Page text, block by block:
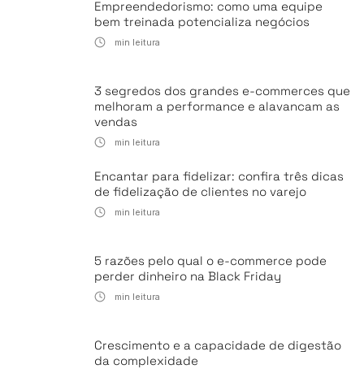
Empreendedorismo: como uma equipe
bem treinada potencializa negócios
min leitura
3 segredos dos grandes e-commerces que
melhoram a performance e alavancam as
vendas
min leitura
Encantar para fidelizar: confira três dicas
de fidelização de clientes no varejo
min leitura
5 razões pelo qual o e-commerce pode
perder dinheiro na Black Friday
min leitura
Crescimento e a capacidade de digestão
da complexidade